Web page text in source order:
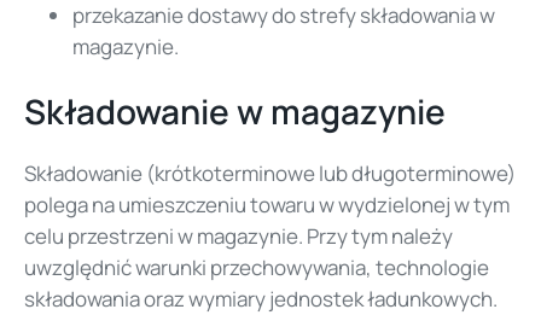
przekazanie dostawy do strefy składowania w
magazynie.
Składowanie w magazynie
Składowanie (krótkoterminowe lub długoterminowe)
polega na umieszczeniu towaru w wydzielonej w tym
celu przestrzeni w magazynie. Przy tym należy
uwzględnić warunki przechowywania, technologie
składowania oraz wymiary jednostek ładunkowych.